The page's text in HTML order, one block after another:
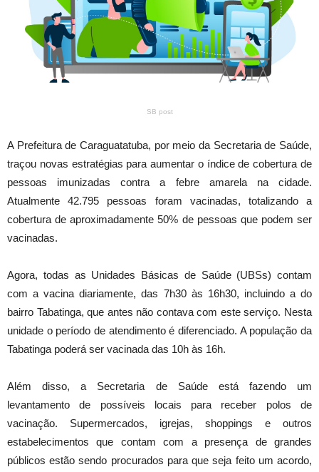
SB post
A Prefeitura de Caraguatatuba, por meio da Secretaria de Saúde,
traçou novas estratégias para aumentar o índice de cobertura de
pessoas imunizadas contra a febre amarela na cidade.
Atualmente 42.795 pessoas foram vacinadas, totalizando a
cobertura de aproximadamente 50% de pessoas que podem ser
vacinadas.
Agora, todas as Unidades Básicas de Saúde (UBSs) contam
com a vacina diariamente, das 7h30 às 16h30, incluindo a do
bairro Tabatinga, que antes não contava com este serviço. Nesta
unidade o período de atendimento é diferenciado. A população da
Tabatinga poderá ser vacinada das 10h às 16h.
Além disso, a Secretaria de Saúde está fazendo um
levantamento de possíveis locais para receber polos de
vacinação. Supermercados, igrejas, shoppings e outros
estabelecimentos que contam com a presença de grandes
públicos estão sendo procurados para que seja feito um acordo,